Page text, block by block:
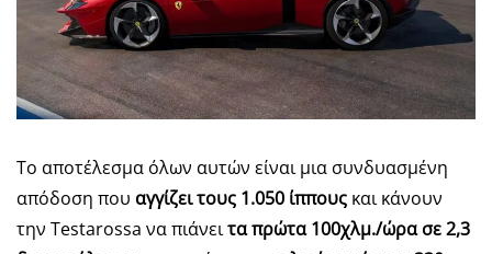
Το αποτέλεσμα όλων αυτών είναι μια συνδυασμένη
απόδοση που αγγίζει τους 1.050 ίππους και κάνουν
την Testarossa να πιάνειτα πρώτα 100χλμ./ώρα σε 2,3